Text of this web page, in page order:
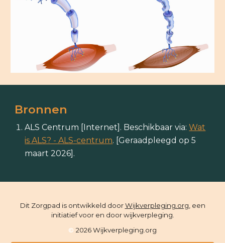
Bronnen
ALS Centrum [Internet]. Beschikbaar via: Wat
is ALS? - ALS-centrum. [Geraadpleegd op 5
maart 2026].
Dit Zorgpad is ontwikkeld doorWijkverpleging.org , een
initiatief voor en door wijkverpleging
© 2026Wijkverpleging.org